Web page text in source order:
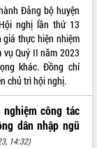
Đảng bộ huyện
nghị lần thứ 13
thực hiện nhiệm
vụ Quý II năm 2023
khác. Đồng chí
chủ trì hội nghị.
công tác
dân nhập ngũ
14:32)